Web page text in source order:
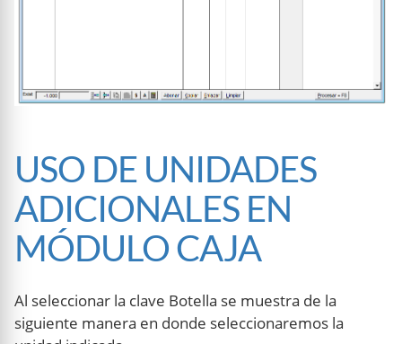
USO DE UNIDADES
ADICIONALES EN
MÓDULO CAJA
Al seleccionar la clave Botella se muestra de la
siguiente manera en donde seleccionaremos la